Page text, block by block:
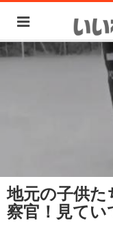
地元の子供
察官！見てい